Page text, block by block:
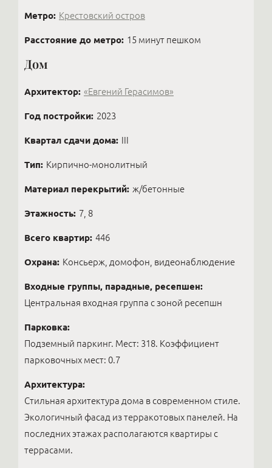
Метро: Крестовский остров
Расстояние до метро: 15 минут пешком
Дом
Архитектор: «Евгений Герасимов»
Год постройки: 2023
Квартал сдачи дома: III
Тип: Кирпично-монолитный
Материал перекрытий: ж/бетонные
Этажность: 7, 8
Всего квартир: 446
Охрана: Консьерж, домофон, видеонаблюдение
Входные группы, парадные, ресепшен:
Центральная входная группа с зоной ресепшн
Парковка:
Подземный паркинг. Мест: 318. Коэффициент
парковочных мест: 0.7
Архитектура:
Стильная архитектура дома в современном стиле.
Экологичный фасад из терракотовых панелей. На
последних этажах располагаются квартиры с
террасами.